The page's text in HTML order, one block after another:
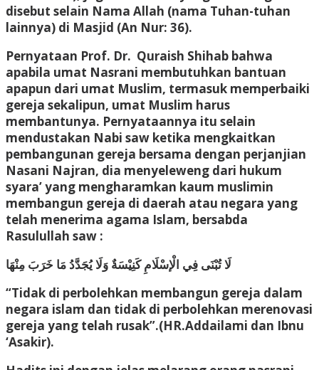
disebut selain Nama Allah (nama Tuhan-tuhan
lainnya) di Masjid (An Nur: 36).
Pernyataan Prof. Dr. Quraish Shihab bahwa
apabila umat Nasrani membutuhkan bantuan
apapun dari umat Muslim, termasuk memperbaiki
gereja sekalipun, umat Muslim harus
membantunya. Pernyataannya itu selain
mendustakan Nabi saw ketika mengkaitkan
pembangunan gereja bersama dengan perjanjian
Nasani Najran, dia menyeleweng dari hukum
syara’ yang mengharamkan kaum muslimin
membangun gereja di daerah atau negara yang
telah menerima agama Islam, bersabda
Rasulullah saw :
لَا تُبْنَى فِي الْإسْلَامِ كَنِيْسَةٌ وَلَا يُجَدَّدُ مَا خَرَبَ مِنْهَا
“Tidak di perbolehkan membangun gereja dalam
negara islam dan tidak di perbolehkan merenovasi
gereja yang telah rusak”.(HR.Addailami dan Ibnu
‘Asakir).